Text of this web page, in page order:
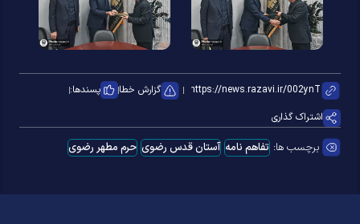
گزارش خطا
پسندها:
اشتراک گذاری
برچسب ها: تفاهم نامه آستان قدس رضوی حرم مطهر رضوی